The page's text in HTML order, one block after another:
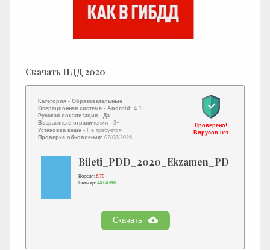
Скачать ПДД 2020
Категория - Образовательные
Операционная система - Android: 4.1+
Русская локализация - Да
Возрастные ограничения - 3+
Установка кеша - Не требуется
Проверка обновления: 02/08/2026
Проверено!
Вирусов нет
Bileti_PDD_2020_Ekzamen_PDD.apk
Версия: 8.70
Размер: 44.04 MB
Скачать